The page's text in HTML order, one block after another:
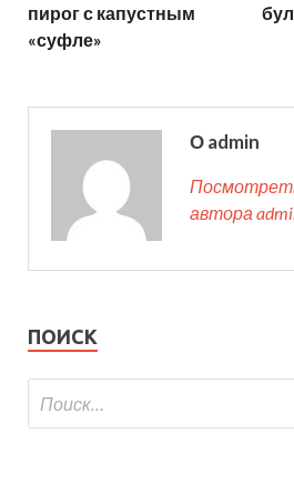
пирог с капустным
«суфле»
О admin
автора
ПОИСК